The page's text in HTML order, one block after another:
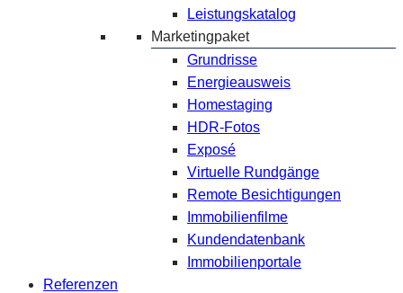
Leistungskatalog
Marketingpaket
Grundrisse
Energieausweis
Homestaging
HDR-Fotos
Exposé
Virtuelle Rundgänge
Remote Besichtigungen
Immobilienfilme
Kundendatenbank
Immobilienportale
Referenzen